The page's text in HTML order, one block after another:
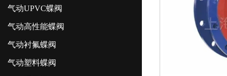
气动UPVC蝶阀
气动高性能蝶阀
气动衬氟蝶阀
气动塑料蝶阀